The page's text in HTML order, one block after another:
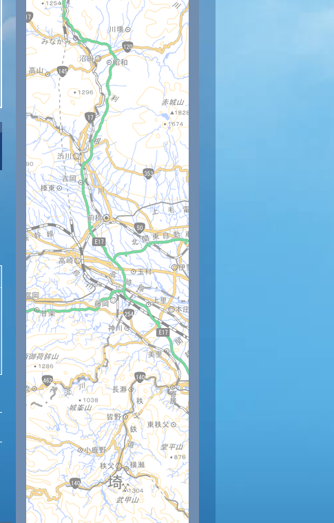
11時 12時 13時 14時
29 30 30 31